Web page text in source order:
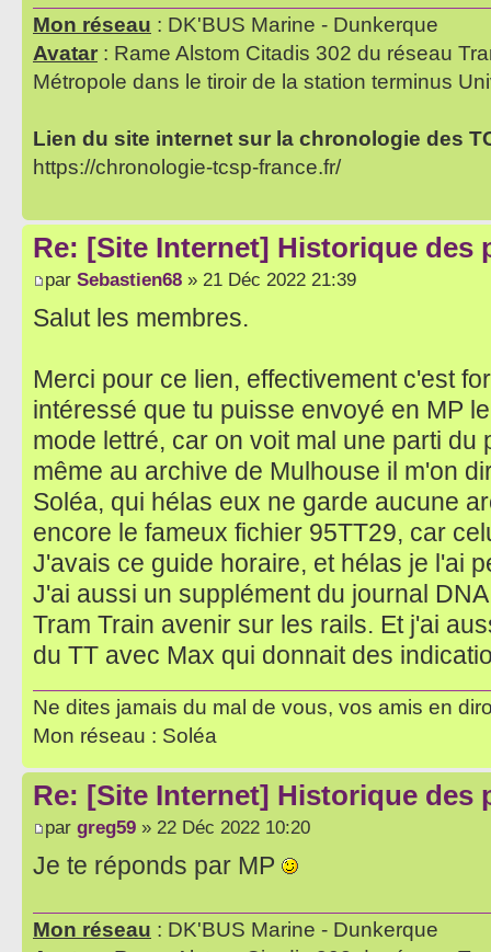
Mon réseau : DK'BUS Marine - Dunkerque
Avatar : Rame Alstom Citadis 302 du réseau
Métropole dans le tiroir de la station terminus
Lien du site internet sur la chronologie des
https://chronologie-tcsp-france.fr/
Re: [Site Internet] Historique des
par Sebastien68 » 21 Déc 2022 21:39
Salut les membres.
Merci pour ce lien, effectivement c'est
intéressé que tu puisse envoyé en MP
mode lettré, car on voit mal une parti du
même au archive de Mulhouse il m'on
Soléa, qui hélas eux ne garde aucune
encore le fameux fichier 95TT29, car
J'avais ce guide horaire, et hélas je l'ai
J'ai aussi un supplément du journal
Tram Train avenir sur les rails. Et j'ai
du TT avec Max qui donnait des
Ne dites jamais du mal de vous, vos amis en
Mon réseau : Soléa
Re: [Site Internet] Historique des
par greg59 » 22 Déc 2022 10:20
Je te réponds par MP
Mon réseau : DK'BUS Marine - Dunkerque